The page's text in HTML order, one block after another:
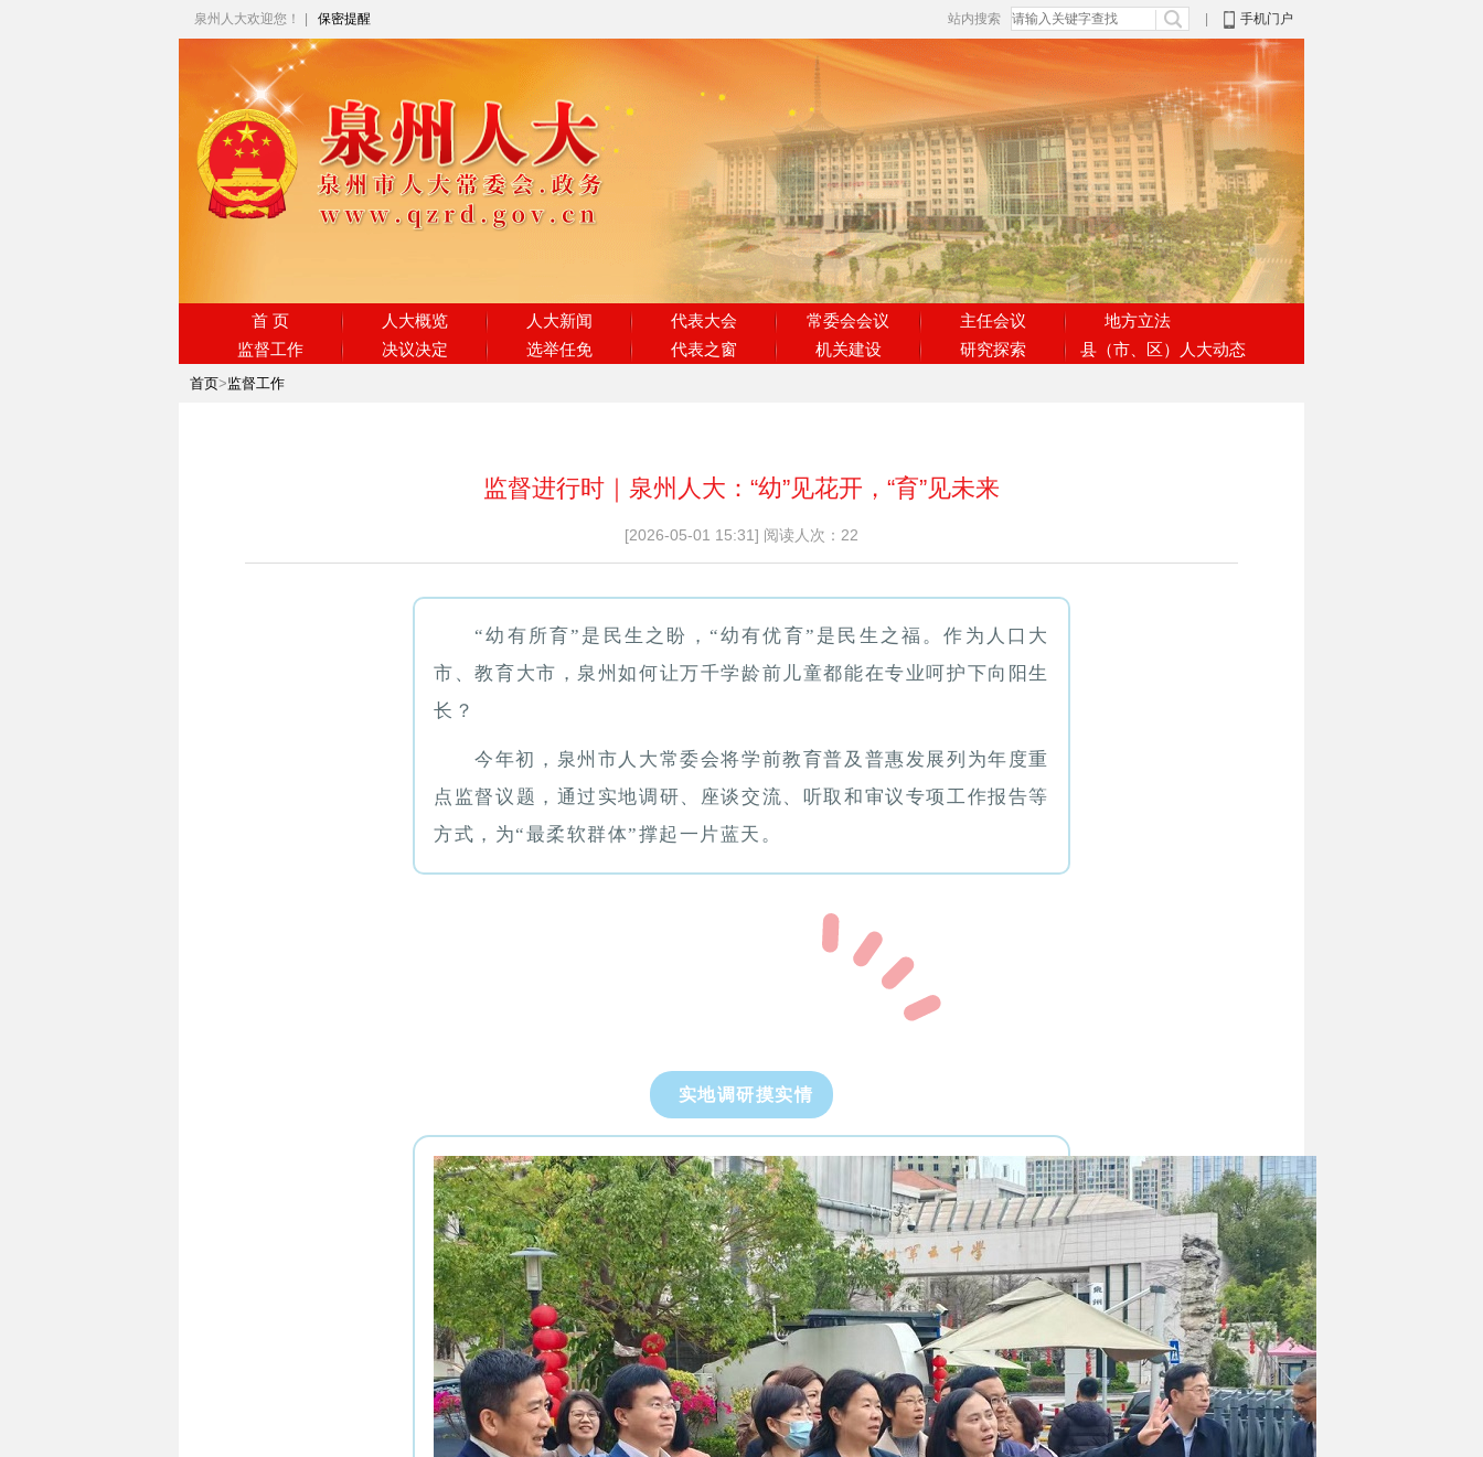
泉州人大欢迎您！ 保密提醒 站内搜索 手机门户
首 页 人大概览 人大新闻 代表大会 常委会会议 主任会议
地方立法
监督工作
决议决定 选举任免 代表之窗 机关建设 研究探索 县（市、区）人大动态
首页>监督工作
监督进行时｜泉州人大：“幼”见花开，“育”见未来
[2026-05-01 15:31] 阅读人次：22
“幼有所育”是民生之盼，“幼有优育”是民生之福。作为人口大
市、教育大市，泉州如何让万千学龄前儿童都能在专业呵护下向阳生
长？
今年初，泉州市人大常委会将学前教育普及普惠发展列为年度重
点监督议题，通过实地调研、座谈交流、听取和审议专项工作报告等
方式，为“最柔软群体”撑起一片蓝天。
实地调研摸实情